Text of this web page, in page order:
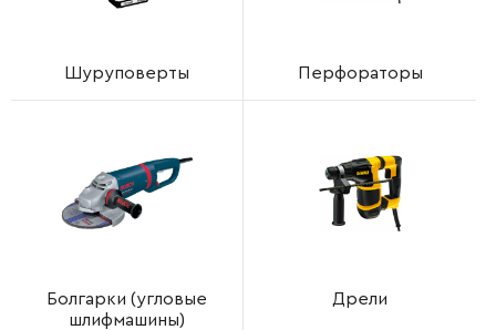
Шуруповерты Перфораторы
Болгарки (угловые
шлифмашины)
Дрели